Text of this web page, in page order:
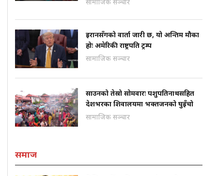
इरानसँगको वार्ता जारी छ, यो अन्तिम मौका
होः अमेरिकी राष्ट्रपति ट्रम्प
सामाजिक सञ्चार
साउनको तेस्रो सोमवारः पशुपतिनाथसहित
देशभरका शिवालयमा भक्तजनको घुइँचो
सामाजिक सञ्चार
समाज